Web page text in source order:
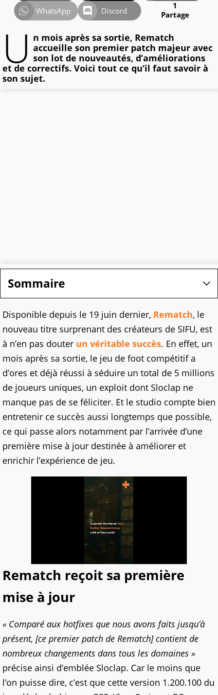
WhatsApp
Discord
1
Partage
U n mois après sa sortie, Rematch
accueille son premier patch majeur avec
son lot de nouveautés, d’améliorations
et de correctifs. Voici tout ce qu’il faut savoir à
son sujet.
Sommaire
Disponible depuis le 19 juin dernier, Rematch, le
nouveau titre surprenant des créateurs de SIFU, est
à n’en pas douter un véritable succès. En effet, un
mois après sa sortie, le jeu de foot compétitif a
d’ores et déjà réussi à séduire un total de 5 millions
de joueurs uniques, un exploit dont Sloclap ne
manque pas de se féliciter. Et le studio compte bien
entretenir ce succès aussi longtemps que possible,
ce qui passe alors notamment par l’arrivée d’une
première mise à jour destinée à améliorer et
enrichir l’expérience de jeu.
Rematch reçoit sa première
mise à jour
« Comparé aux hotfixes que nous avons faits jusqu’à
présent, [ce premier patch de Rematch] contient de
nombreux changements dans tous les domaines »
précise ainsi d’emblée Sloclap. Car le moins que
l’on puisse dire, c’est que cette version 1.200.100 du